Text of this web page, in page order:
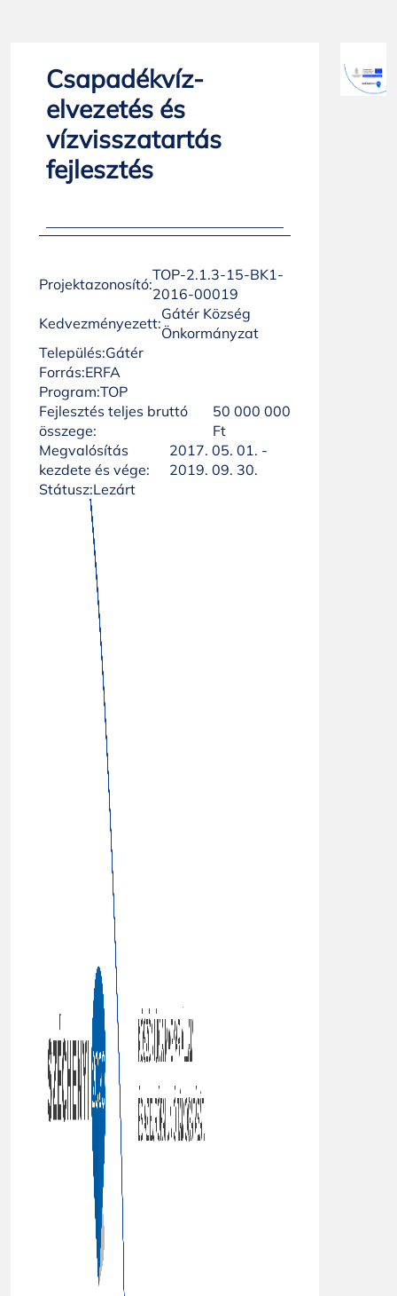
Csapadékvíz-
elvezetés és
vízvisszatartás
fejlesztés
Projektazonosító:
TOP-2.1.3-15-BK1-
2016-00019
Kedvezményezett:
Gátér Község
Önkormányzat
Település:Gátér
Forrás:ERFA
Program:TOP
Fejlesztés teljes bruttó
összege:
50 000 000
Ft
Megvalósítás
kezdete és vége:
2017. 05. 01. -
2019. 09. 30.
Státusz:Lezárt